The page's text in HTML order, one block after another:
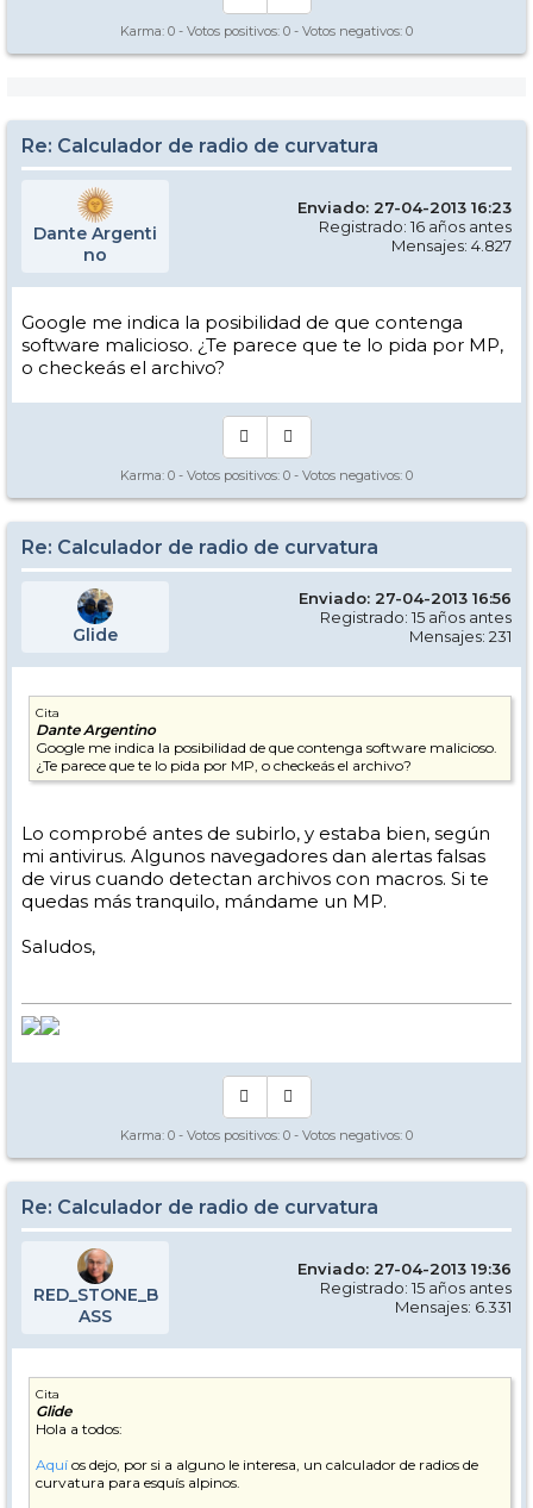
Karma: 0 - Votos positivos: 0 - Votos negativos: 0
Re: Calculador de radio de curvatura
Dante Argenti
no
Enviado: 27-04-2013 16:23
Registrado: 16 años antes
Mensajes: 4.827
Google me indica la posibilidad de que contenga
software malicioso. ¿Te parece que te lo pida por MP,
o checkeás el archivo?
Karma: 0 - Votos positivos: 0 - Votos negativos: 0
Re: Calculador de radio de curvatura
Glide
Enviado: 27-04-2013 16:56
Registrado: 15 años antes
Mensajes: 231
Cita
Dante Argentino
Google me indica la posibilidad de que contenga software malicioso.
¿Te parece que te lo pida por MP, o checkeás el archivo?
Lo comprobé antes de subirlo, y estaba bien, según
mi antivirus. Algunos navegadores dan alertas falsas
de virus cuando detectan archivos con macros. Si te
quedas más tranquilo, mándame un MP.
Saludos,
Karma: 0 - Votos positivos: 0 - Votos negativos: 0
Re: Calculador de radio de curvatura
RED_STONE_B
ASS
Enviado: 27-04-2013 19:36
Registrado: 15 años antes
Mensajes: 6.331
Cita
Glide
Hola a todos:
Aquí os dejo, por si a alguno le interesa, un calculador de radios de
curvatura para esquís alpinos.